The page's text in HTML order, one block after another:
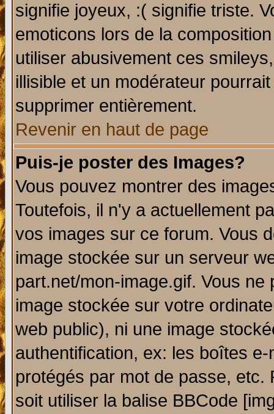
signifie joyeux, :( signifie triste.
emoticons lors de la
utiliser abusivement ces
illisible et un modérateur
supprimer entièrement.
Revenir en haut de page
Puis-je poster des Images?
Vous pouvez montrer des
Toutefois, il n'y a actuellement
vos images sur ce forum. Vous
image stockée sur un serveur
part.net/mon-image.gif. Vous
image stockée sur votre
web public), ni une image
authentification, ex: les boîtes
protégés par mot de passe,
soit utiliser la balise BBCode